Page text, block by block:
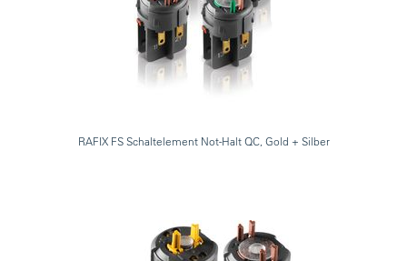
RAFIX FS Schaltelement Not-Halt QC, Gold + Silber